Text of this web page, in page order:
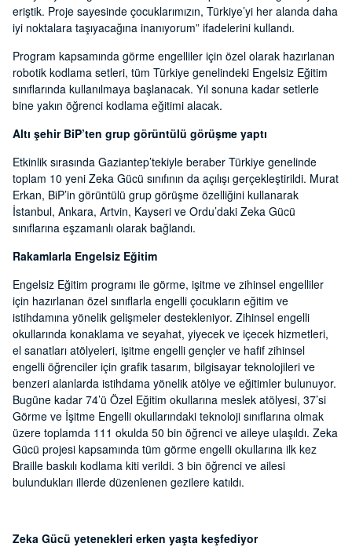
eriştik. Proje sayesinde çocuklarımızın, Türkiye’yi her alanda daha
iyi noktalara taşıyacağına inanıyorum” ifadelerini kullandı.
Program kapsamında görme engelliler için özel olarak hazırlanan
robotik kodlama setleri, tüm Türkiye genelindeki Engelsiz Eğitim
sınıflarında kullanılmaya başlanacak. Yıl sonuna kadar setlerle
bine yakın öğrenci kodlama eğitimi alacak.
Altı şehir BiP’ten grup görüntülü görüşme yaptı
Etkinlik sırasında Gaziantep’tekiyle beraber Türkiye genelinde
toplam 10 yeni Zeka Gücü sınıfının da açılışı gerçekleştirildi. Murat
Erkan, BiP’in görüntülü grup görüşme özelliğini kullanarak
İstanbul, Ankara, Artvin, Kayseri ve Ordu’daki Zeka Gücü
sınıflarına eşzamanlı olarak bağlandı.
Rakamlarla Engelsiz Eğitim
Engelsiz Eğitim programı ile görme, işitme ve zihinsel engelliler
için hazırlanan özel sınıflarla engelli çocukların eğitim ve
istihdamına yönelik gelişmeler destekleniyor. Zihinsel engelli
okullarında konaklama ve seyahat, yiyecek ve içecek hizmetleri,
el sanatları atölyeleri, işitme engelli gençler ve hafif zihinsel
engelli öğrenciler için grafik tasarım, bilgisayar teknolojileri ve
benzeri alanlarda istihdama yönelik atölye ve eğitimler bulunuyor.
Bugüne kadar 74’ü Özel Eğitim okullarına meslek atölyesi, 37’si
Görme ve İşitme Engelli okullarındaki teknoloji sınıflarına olmak
üzere toplamda 111 okulda 50 bin öğrenci ve aileye ulaşıldı. Zeka
Gücü projesi kapsamında tüm görme engelli okullarına ilk kez
Braille baskılı kodlama kiti verildi. 3 bin öğrenci ve ailesi
bulundukları illerde düzenlenen gezilere katıldı.
Zeka Gücü yetenekleri erken yaşta keşfediyor